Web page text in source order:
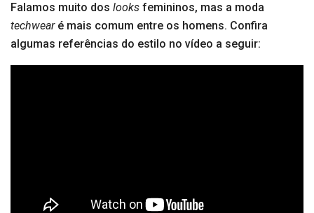
Falamos muito dos looks femininos, mas a moda
techwear é mais comum entre os homens. Confira
algumas referências do estilo no vídeo a seguir: